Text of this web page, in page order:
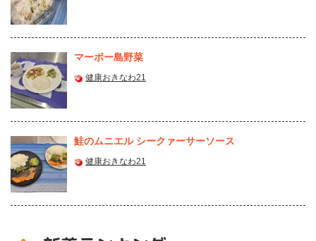
マーボー島野菜
健康おきなわ21
鮭のムニエル シークァーサーソース
健康おきなわ21